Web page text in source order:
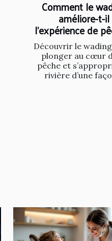
Comment le
améliore-t-il
l'expérience de
Découvrir le
plonger au cœur
pêche et
rivière d’une